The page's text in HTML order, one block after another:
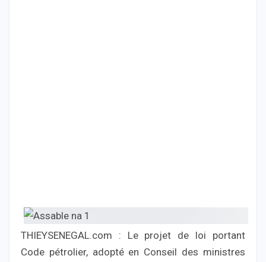
THIEYSENEGAL.com : Le projet de loi portant
Code pétrolier, adopté en Conseil des ministres